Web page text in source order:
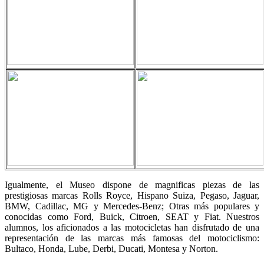
Igualmente, el Museo dispone de magnificas piezas de las
prestigiosas marcas Rolls Royce, Hispano Suiza, Pegaso, Jaguar,
BMW, Cadillac, MG y Mercedes-Benz; Otras más populares y
conocidas como Ford, Buick, Citroen, SEAT y Fiat. Nuestros
alumnos, los aficionados a las motocicletas han disfrutado de una
representación de las marcas más famosas del motociclismo:
Bultaco, Honda, Lube, Derbi, Ducati, Montesa y Norton.